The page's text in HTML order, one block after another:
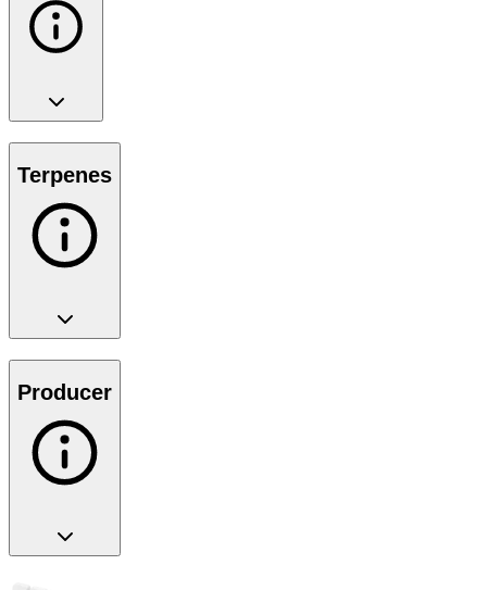
Terpenes
Producer